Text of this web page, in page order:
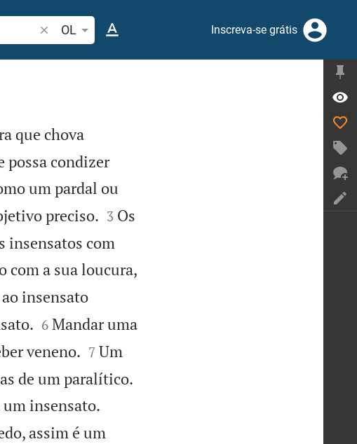
Pesquise passagem da Bíblia ou termos
OL Inscreva-se grátis
que chova
possa condizer
um pardal ou
preciso.
3 Os
insensatos com
com a sua loucura,
insensato

6 Mandar uma
veneno.
7 Um
de um paralítico.
um insensato.
assim é um